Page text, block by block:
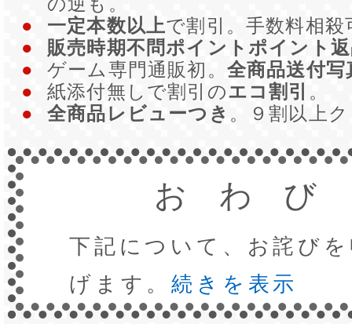
●
一定本数以上で割引。手数料相
●
販売時期不問ポイントポイント
●
ゲーム専門通販初。 全商品送付写
●
紙添付無しで割引のエコ割引 。
●
全商品レビューつき 。９割以上
おわび
下記について、お詫び
げます。続きを表示